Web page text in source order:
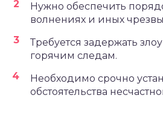
Нужно обеспечить
волнениях и иных
Требуется задержать
горячим следам.
Необходимо срочно
обстоятельства